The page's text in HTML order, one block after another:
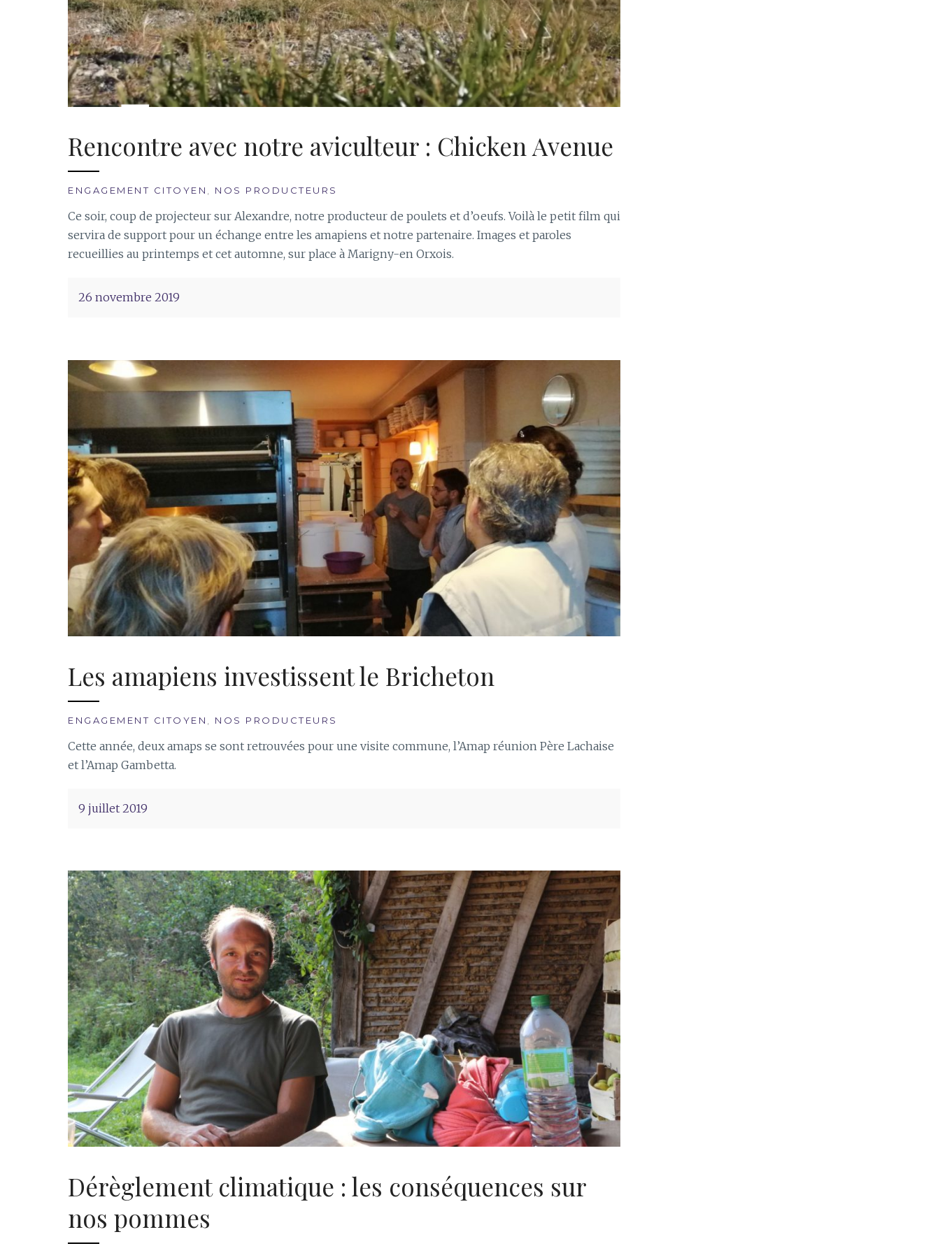
Rencontre avec notre aviculteur : Chicken Avenue
ENGAGEMENT CITOYEN NOS PRODUCTEURS
Ce soir, coup de projecteur sur Alexandre, notre producteur de poulets et d’oeufs. Voilà le petit film qui
servira de support pour un échange entre les amapiens et notre partenaire. Images et paroles
recueillies au printemps et cet automne, sur place à Marigny-en Orxois.
26 novembre 2019
Les amapiens investissent le Bricheton
ENGAGEMENT CITOYEN NOS PRODUCTEURS
Cette année, deux amaps se sont retrouvées pour une visite commune, l’Amap réunion Père Lachaise
et l’Amap Gambetta.
9 juillet 2019
Dérèglement climatique : les conséquences sur
nos pommes